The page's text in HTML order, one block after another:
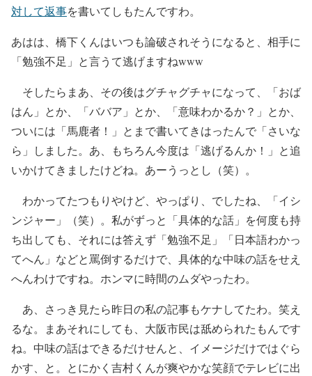
対して返事を書いてしもたんですわ。
あはは、橋下くんはいつも論破されそうになると、相手に
「勉強不足」と言うて逃げますねwww
そしたらまあ、その後はグチャグチャになって、「おば
はん」とか、「ババア」とか、「意味わかるか？」とか、
ついには「馬鹿者！」とまで書いてきはったんで「さいな
ら」しました。あ、もちろん今度は「逃げるんか！」と追
いかけてきましたけどね。あーうっとし（笑）。
わかってたつもりやけど、やっぱり、でしたね、「イシ
ンジャー」（笑）。私がずっと「具体的な話」を何度も持
ち出しても、それには答えず「勉強不足」「日本語わかっ
てへん」などと罵倒するだけで、具体的な中味の話をせえ
へんわけですね。ホンマに時間のムダやったわ。
あ、さっき見たら昨日の私の記事もケナしてたわ。笑え
るな。まあそれにしても、大阪市民は舐められたもんです
ね。中味の話はできるだけせんと、イメージだけではぐら
かす、と。とにかく吉村くんが爽やかな笑顔でテレビに出